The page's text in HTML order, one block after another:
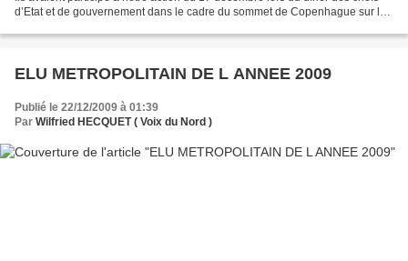
d’Etat et de gouvernement dans le cadre du sommet de Copenhague sur le
ELU METROPOLITAIN DE L ANNEE 2009
Publié le 22/12/2009 à 01:39
Par Wilfried HECQUET ( Voix du Nord )